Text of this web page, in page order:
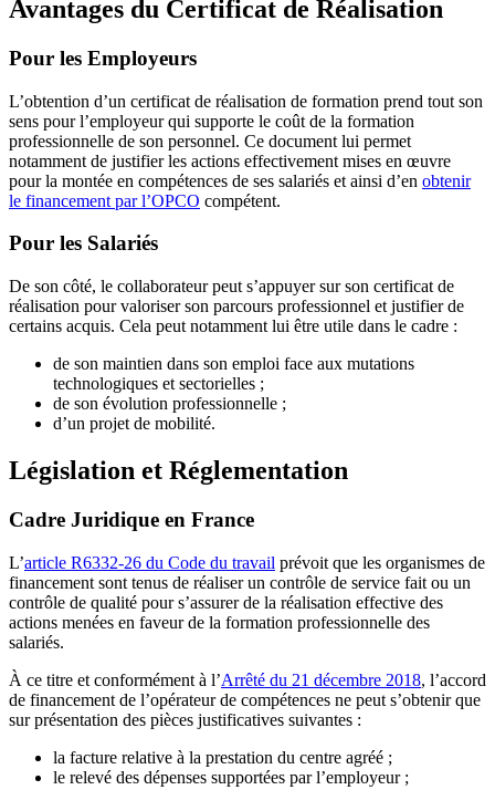
Avantages du Certificat de Réalisation
Pour les Employeurs
L’obtention d’un certificat de réalisation de formation prend tout son
sens pour l’employeur qui supporte le coût de la formation
professionnelle de son personnel. Ce document lui permet
notamment de justifier les actions effectivement mises en œuvre
pour la montée en compétences de ses salariés et ainsi d’en obtenir
le financement par l’OPCO compétent.
Pour les Salariés
De son côté, le collaborateur peut s’appuyer sur son certificat de
réalisation pour valoriser son parcours professionnel et justifier de
certains acquis. Cela peut notamment lui être utile dans le cadre :
de son maintien dans son emploi face aux mutations
technologiques et sectorielles ;
de son évolution professionnelle ;
d’un projet de mobilité.
Législation et Réglementation
Cadre Juridique en France
L’article R6332-26 du Code du travail prévoit que les organismes de
financement sont tenus de réaliser un contrôle de service fait ou un
contrôle de qualité pour s’assurer de la réalisation effective des
actions menées en faveur de la formation professionnelle des
salariés.
À ce titre et conformément à l’Arrêté du 21 décembre 2018, l’accord
de financement de l’opérateur de compétences ne peut s’obtenir que
sur présentation des pièces justificatives suivantes :
la facture relative à la prestation du centre agréé ;
le relevé des dépenses supportées par l’employeur ;